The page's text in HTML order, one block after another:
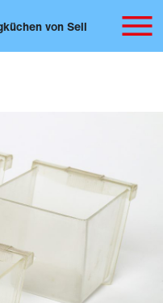
von Sell